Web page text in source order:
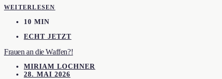
WEITERLESEN
10 MIN
ECHT JETZT
Frauen an die Waffen?!
MIRIAM LOCHNER
28. MAI 2026